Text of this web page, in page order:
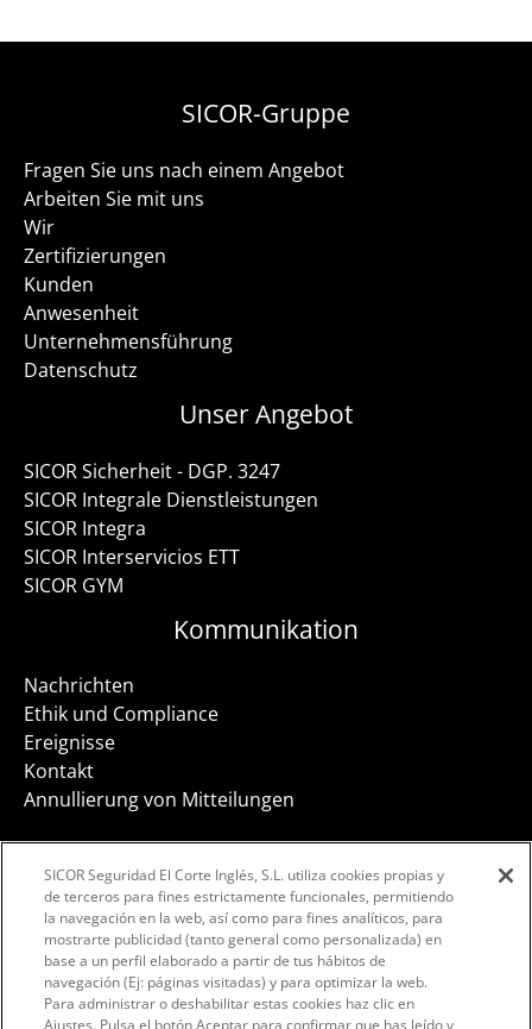
SICOR-Gruppe
Fragen Sie uns nach einem Angebot
Arbeiten Sie mit uns
Wir
Zertifizierungen
Kunden
Anwesenheit
Unternehmensführung
Datenschutz
Unser Angebot
SICOR Sicherheit - DGP. 3247
SICOR Integrale Dienstleistungen
SICOR Integra
SICOR Interservicios ETT
SICOR GYM
Kommunikation
Nachrichten
Ethik und Compliance
Ereignisse
Kontakt
Annullierung von Mitteilungen
Facebook
Instagram
LinkedIn
SICOR Seguridad El Corte Inglés, S.L. utiliza cookies propias y
de terceros para fines estrictamente funcionales, permitiendo
la navegación en la web, así como para fines analíticos, para
mostrarte publicidad (tanto general como personalizada) en
base a un perfil elaborado a partir de tus hábitos de
navegación (Ej: páginas visitadas) y para optimizar la web.
Para administrar o deshabilitar estas cookies haz clic en
Ajustes. Pulsa el botón Aceptar para confirmar que has leído y